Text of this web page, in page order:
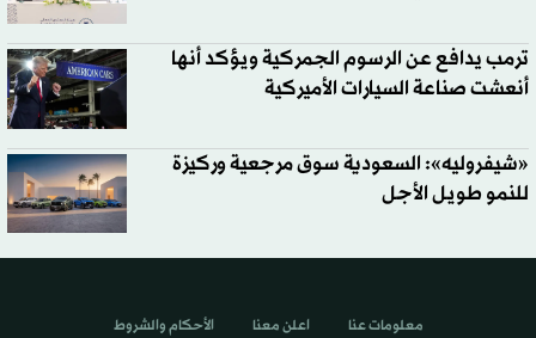
ترمب يدافع عن الرسوم الجمركية ويؤكد أنها
أنعشت صناعة السيارات الأميركية
«شيفروليه»: السعودية سوق مرجعية وركيزة
للنمو طويل الأجل
معلومات عنا اعلن معنا الأحكام والشروط